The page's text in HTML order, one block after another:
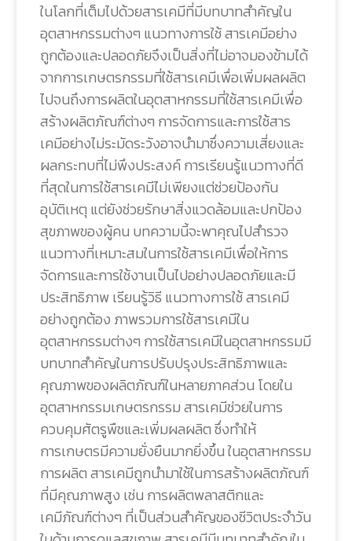
ในโลกที่เต็มไปด้วยสารเคมีที่มีบทบาทสำคัญใน
อุตสาหกรรมต่างๆ แนวทางการใช้ สารเคมีอย่าง
ถูกต้องและปลอดภัยจึงเป็นสิ่งที่ไม่อาจมองข้ามได้
จากการเกษตรกรรมที่ใช้สารเคมีเพื่อเพิ่มผลผลิต
ไปจนถึงการผลิตในอุตสาหกรรมที่ใช้สารเคมีเพื่อ
สร้างผลิตภัณฑ์ต่างๆ การจัดการและการใช้สาร
เคมีอย่างไม่ระมัดระวังอาจนำมาซึ่งความเสี่ยงและ
ผลกระทบที่ไม่พึงประสงค์ การเรียนรู้แนวทางที่ดี
ที่สุดในการใช้สารเคมีไม่เพียงแต่ช่วยป้องกัน
อุบัติเหตุ แต่ยังช่วยรักษาสิ่งแวดล้อมและปกป้อง
สุขภาพของผู้คน บทความนี้จะพาคุณไปสำรวจ
แนวทางที่เหมาะสมในการใช้สารเคมีเพื่อให้การ
จัดการและการใช้งานเป็นไปอย่างปลอดภัยและมี
ประสิทธิภาพ เรียนรู้วิธี แนวทางการใช้ สารเคมี
อย่างถูกต้อง ภาพรวมการใช้สารเคมีใน
อุตสาหกรรมต่างๆ การใช้สารเคมีในอุตสาหกรรมมี
บทบาทสำคัญในการปรับปรุงประสิทธิภาพและ
คุณภาพของผลิตภัณฑ์ในหลายภาคส่วน โดยใน
อุตสาหกรรมเกษตรกรรม สารเคมีช่วยในการ
ควบคุมศัตรูพืชและเพิ่มผลผลิต ซึ่งทำให้
การเกษตรมีความยั่งยืนมากยิ่งขึ้น ในอุตสาหกรรม
การผลิต สารเคมีถูกนำมาใช้ในการสร้างผลิตภัณฑ์
ที่มีคุณภาพสูง เช่น การผลิตพลาสติกและ
เคมีภัณฑ์ต่างๆ ที่เป็นส่วนสำคัญของชีวิตประจำวัน